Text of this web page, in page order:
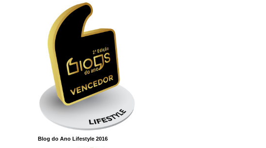
Blog do Ano Lifestyle 2016